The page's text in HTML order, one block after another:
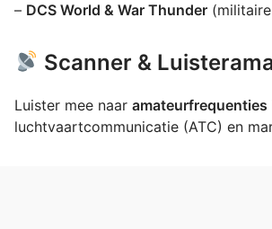
– DCS World & War Thunder
Scanner &
Luister mee naar amateurfrequenties
luchtvaartcommunicatie (ATC) en